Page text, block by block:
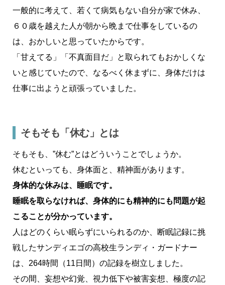
一般的に考えて、若くて病気もない自分が家で休み、
６０歳を越えた人が朝から晩まで仕事をしているの
は、おかしいと思っていたからです。
「甘えてる」「不真面目だ」と取られてもおかしくな
いと感じていたので、なるべく休まずに、身体だけは
仕事に出ようと頑張っていました。
そもそも「休む」とは
そもそも、”休む”とはどういうことでしょうか。
休むといっても、身体面と、精神面があります。
身体的な休みは、睡眠です。
睡眠を取らなければ、身体的にも精神的にも問題が起
こることが分かっています。
人はどのくらい眠らずにいられるのか、断眠記録に挑
戦したサンディエゴの高校生ランディ・ガードナー
は、264時間（11日間）の記録を樹立しました。
その間、妄想や幻覚、視力低下や被害妄想、極度の記